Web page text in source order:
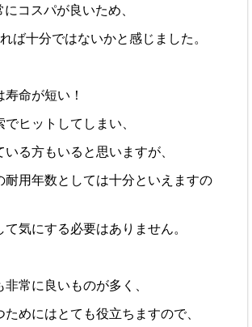
コスパが良いため、
ば十分ではないかと感じました。
命が短い！
ヒットしてしまい、
る方もいると思いますが、
耐用年数としては十分といえますの
気にする必要はありません。
常に良いものが多く、
めにはとても役立ちますので、